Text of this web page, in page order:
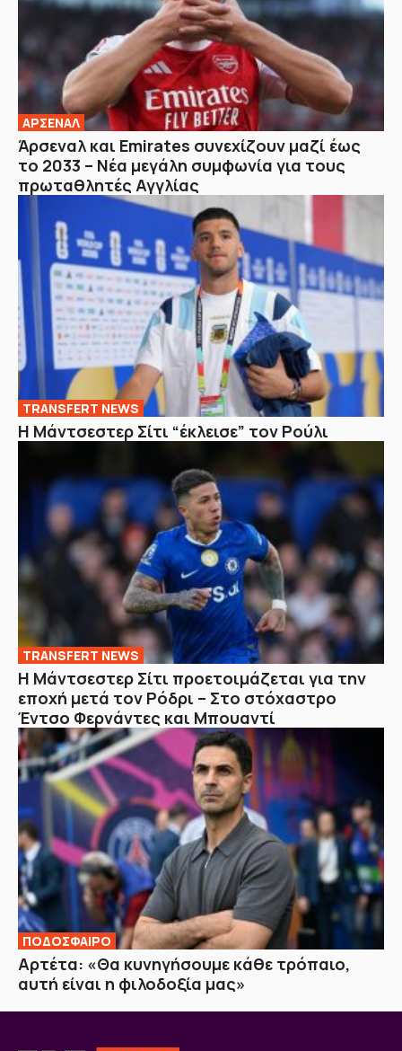
ΑΡΣΕΝΑΛ
Άρσεναλ και Emirates συνεχίζουν μαζί έως
το 2033 – Νέα μεγάλη συμφωνία για τους
πρωταθλητές Αγγλίας
TRANSFERT NEWS
Η Μάντσεστερ Σίτι “έκλεισε” τον Ρούλι
TRANSFERT NEWS
Η Μάντσεστερ Σίτι προετοιμάζεται για την
εποχή μετά τον Ρόδρι – Στο στόχαστρο
Έντσο Φερνάντες και Μπουαντί
ΠΟΔΟΣΦΑΙΡΟ
Αρτέτα: «Θα κυνηγήσουμε κάθε τρόπαιο,
αυτή είναι η φιλοδοξία μας»